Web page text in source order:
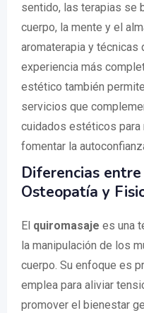
sentido, las terapias se
cuerpo, la mente y el
aromaterapia y técnicas
experiencia más
estético también
servicios que
cuidados estéticos para
fomentar la
Diferencias
Osteopatía y
El quiromasaje es una
la manipulación de los
cuerpo. Su enfoque es
emplea para aliviar
promover el bienestar